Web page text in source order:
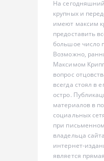
На
крупных и
имеют максим
предоставить
большое число
Возможно,
Максимом
вопрос
всегда стоял в
остро.
материалов в
социальных
при
владельца
интернет-
является